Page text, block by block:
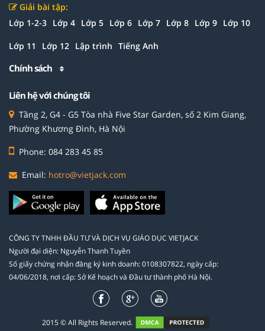
Giải bài tập:
Lớp 1-2-3 Lớp 4 Lớp 5 Lớp 6 Lớp 7 Lớp 8 Lớp 9 Lớp 10
Lớp 11 Lớp 12 Lập trình Tiếng Anh
Chính sách
Liên hệ với chúng tôi
Tầng 2, G4 - G5 Tòa nhà Five Star Garden, số 2 Kim Giang,
Phường Khương Đình, Hà Nội
Phone: 084 283 45 85
Email: hotro@vietjack.com
CÔNG TY TNHH ĐẦU TƯ VÀ DỊCH VỤ GIÁO DỤC VIETJACK
Người đại diện: Nguyễn Thanh Tuyền
Số giấy chứng nhận đăng ký kinh doanh: 0108307822, ngày cấp:
04/06/2018, nơi cấp: Sở Kế hoạch và Đầu tư thành phố Hà Nội.
2015 © All Rights Reserved.